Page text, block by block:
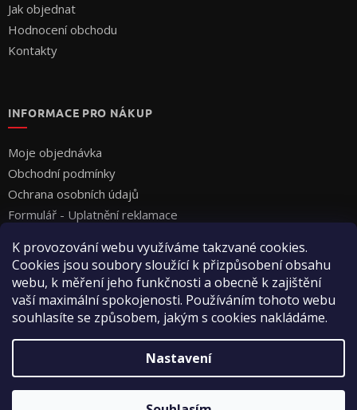
K provozování webu využíváme takzvané cookies.
Cookies jsou soubory sloužící k přizpůsobení obsahu
webu, k měření jeho funkčnosti a obecně k zajištění
vaší maximální spokojenosti. Používáním tohoto webu
souhlasíte se způsobem, jakým s cookies nakládáme.
Nastavení
Jak objednat
Hodnocení obchodu
Kontakty
INFORMACE PRO NÁKUP
Moje objednávka
Obchodní podmínky
Ochrana osobních údajů
Formulář - Uplatnění reklamace
Vytvořil Shoptet
Copyright 2026Vyza Professional s.r.o.. Všechna práva